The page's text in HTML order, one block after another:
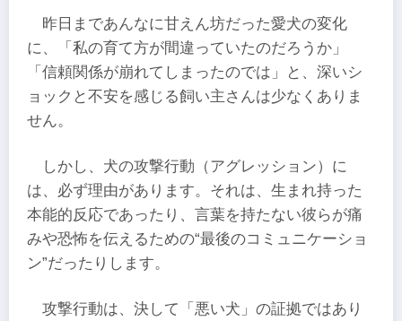
昨日まであんなに甘えん坊だった愛犬の変化
に、「私の育て方が間違っていたのだろうか」
「信頼関係が崩れてしまったのでは」と、深いシ
ョックと不安を感じる飼い主さんは少なくありま
せん。
しかし、犬の攻撃行動（アグレッション）に
は、必ず理由があります。それは、生まれ持った
本能的反応であったり、言葉を持たない彼らが痛
みや恐怖を伝えるための“最後のコミュニケーショ
ン”だったりします。
攻撃行動は、決して「悪い犬」の証拠ではあり